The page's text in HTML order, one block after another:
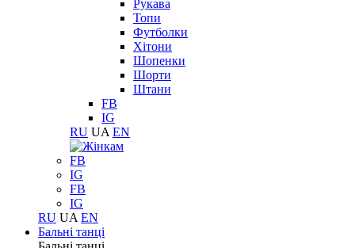
Рукава
Топи
Футболки
Хітони
Шопенки
Шорти
Штани
FB
IG
RU UA EN
FB
IG
FB
IG
RU UA EN
Бальні танці